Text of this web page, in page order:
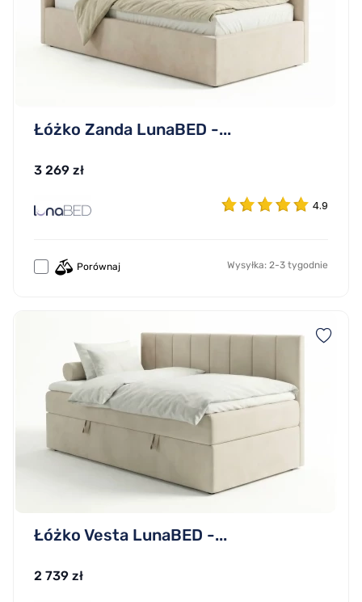
Łóżko Zanda LunaBED -...
3 269 zł
4.9
Porównaj Wysyłka: 2-3 tygodnie
Łóżko Vesta LunaBED -...
2 739 zł